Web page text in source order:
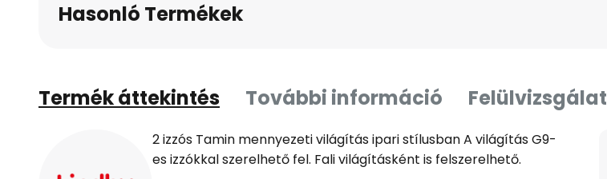
Hasonló Termékek
Termék áttekintés További információ Felülvizsgálat
2 izzós Tamin mennyezeti világítás ipari stílusban A világítás G9-
es izzókkal szerelhető fel. Fali világításként is felszerelhető.